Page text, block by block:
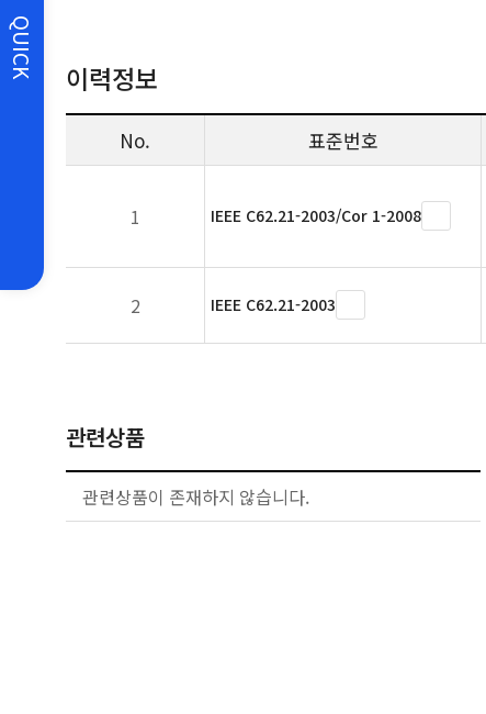
QUICK 이력정보
No. 표준번호
1 IEEE C62.21-2003/Cor 1-2008
2 IEEE C62.21-2003
관련상품
관련상품이 존재하지 않습니다.